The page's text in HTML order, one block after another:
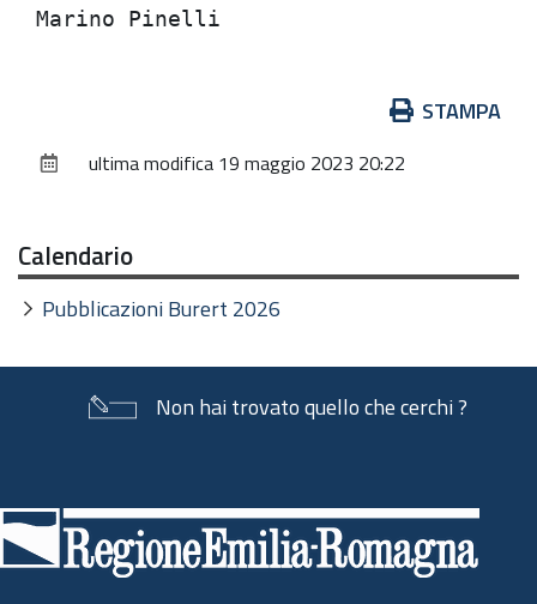
documento
STAMPA
ultima modifica 19 maggio 2023 20:22
Calendario
Pubblicazioni Burert 2026
Non hai trovato quello che cerchi ?
di
pagina